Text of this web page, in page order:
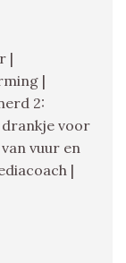
|
|
2:
drankje voor
vuur en
|